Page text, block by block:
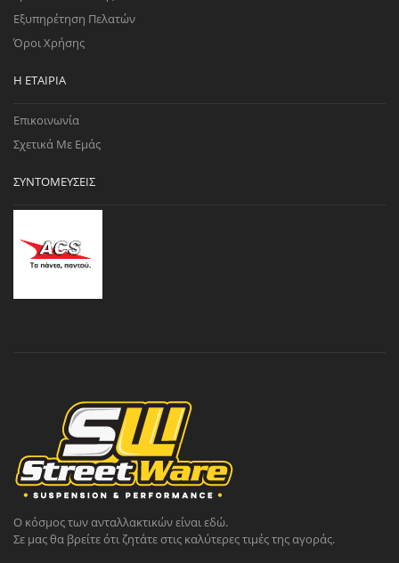
Εξυπηρέτηση Πελατών
Όροι Χρήσης
Η ΕΤΑΙΡΊΑ
Επικοινωνία
Σχετικά Με Εμάς
ΣΥΝΤΟΜΕΎΣΕΙΣ
Ο κόσμος των ανταλλακτικών είναι εδώ.
Σε μας θα βρείτε ότι ζητάτε στις καλύτερες τιμές της αγοράς.